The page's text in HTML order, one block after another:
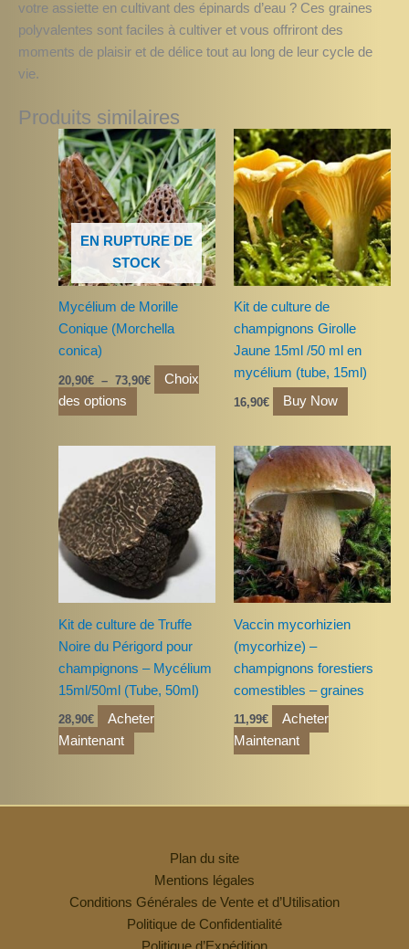
votre assiette en cultivant des épinards d’eau ? Ces graines
polyvalentes sont faciles à cultiver et vous offriront des
moments de plaisir et de délice tout au long de leur cycle de
vie.
Produits similaires
EN RUPTURE DE
STOCK
Mycélium de Morille
Conique (Morchella
conica)
20,90€ – 73,90€
Plage
de
prix :
20,90€
à
73,90€
Choix
des options
Ce
produit
a
plusieurs
variations.
Les
options
être
choisies
la
produit
Kit de culture de
champignons Girolle
Jaune 15ml /50 ml en
mycélium (tube, 15ml)
16,90€ Buy Now
Kit de culture de Truffe
Noire du Périgord pour
champignons – Mycélium
15ml/50ml (Tube, 50ml)
28,90€
Acheter
Maintenant
Vaccin mycorhizien
(mycorhize) –
champignons forestiers
comestibles – graines
11,99€
Acheter
Maintenant
Plan du site
Mentions légales
Conditions Générales de Vente et d’Utilisation
Politique de Confidentialité